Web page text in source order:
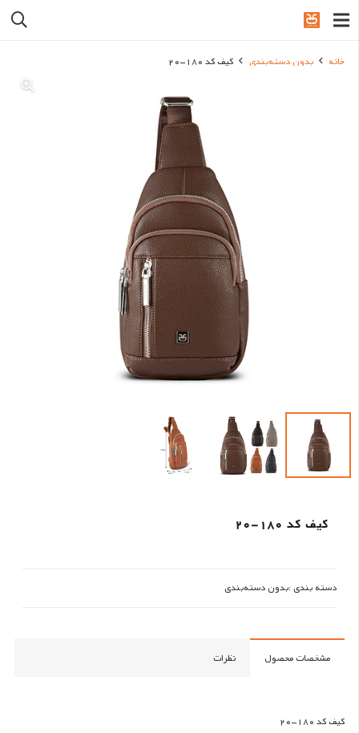
خانه بدون دسته‌بندی کیف کد 180-20
کیف کد 180-20
دسته بندی :بدون دسته‌بندی
مشخصات محصول نظرات
کیف کد 180-20